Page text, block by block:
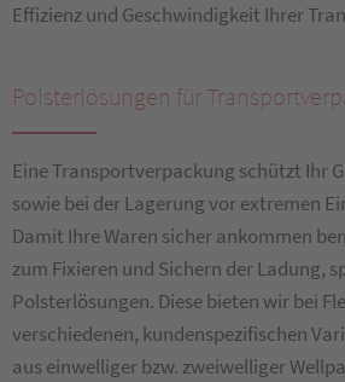
Effizienz und Geschwindigkeit Ihrer
Polsterlösungen für
Eine Transportverpackung schützt Ihr
sowie bei der Lagerung vor extremen
Damit Ihre Waren sicher ankommen
zum Fixieren und Sichern der Ladung,
Polsterlösungen. Diese bieten wir bei
verschiedenen, kundenspezifischen
aus einwelliger bzw. zweiwelliger